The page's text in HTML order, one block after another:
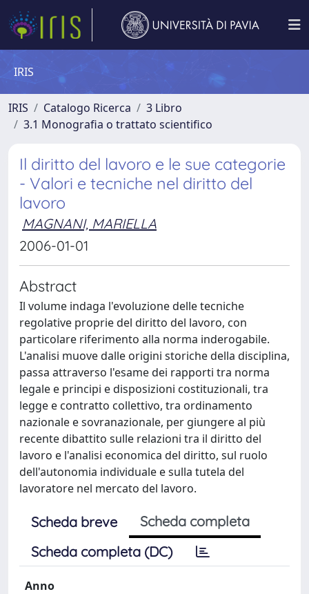
IRIS
IRIS Catalogo Ricerca
3 Libro
3.1 Monografia o trattato scientifico
Il diritto del lavoro e le sue categorie
- Valori e tecniche nel diritto del
lavoro
MAGNANI, MARIELLA
2006-01-01
Abstract
Il volume indaga l'evoluzione delle tecniche
regolative proprie del diritto del lavoro, con
particolare riferimento alla norma inderogabile.
L'analisi muove dalle origini storiche della disciplina,
passa attraverso l'esame dei rapporti tra norma
legale e principi e disposizioni costituzionali, tra
legge e contratto collettivo, tra ordinamento
nazionale e sovranazionale, per giungere al più
recente dibattito sulle relazioni tra il diritto del
lavoro e l'analisi economica del diritto, sul ruolo
dell'autonomia individuale e sulla tutela del
lavoratore nel mercato del lavoro.
Scheda breve
Scheda completa
Scheda completa (DC)
Anno